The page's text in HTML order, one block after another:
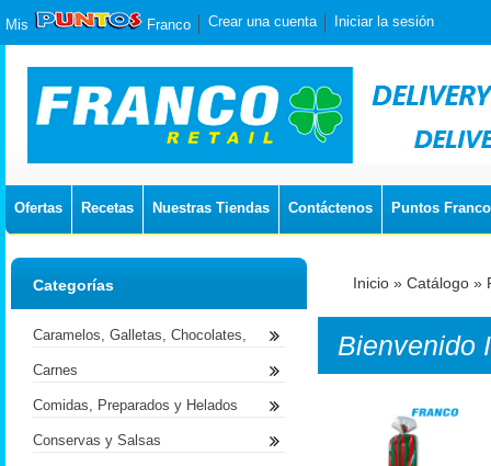
Mis Franco Crear una cuenta Iniciar la sesión
Ofertas Recetas Nuestras Tiendas Contáctenos Puntos Franco
Inicio » Catálogo »
Bienvenido
Categorías
Caramelos, Galletas, Chocolates,
Carnes
Comidas, Preparados y Helados
Conservas y Salsas